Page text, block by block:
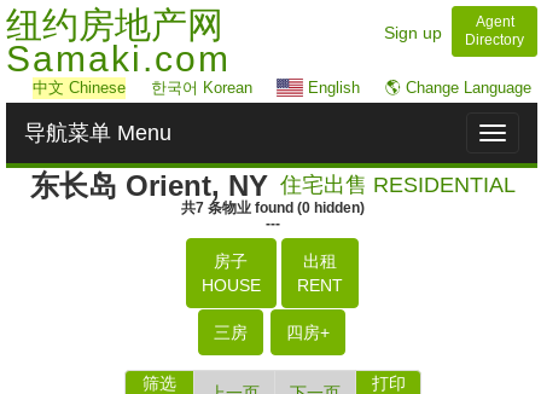
纽约房地产网
Samaki.com
Sign up
Agent
Directory
中文 Chinese 한국어 Korean English 🌎 Change Language
Toggle
导航菜单 Menu
东长岛 Orient, NY 住宅出售 RESIDENTIAL
共7 条物业 found (0 hidden)
---
房子
HOUSE
出租
RENT
三房 四房+
筛选
打印